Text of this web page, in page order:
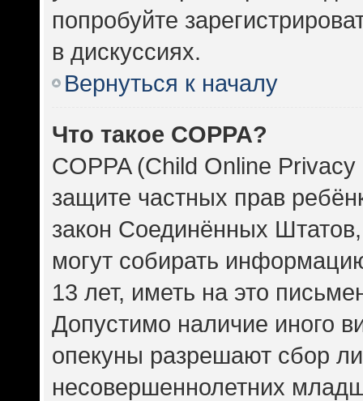
попробуйте
в дискуссиях.
Вернуться к началу
Что такое COPPA?
COPPA (Child Online
защите частных прав
закон Соединённых
могут собирать
13 лет, иметь на это
Допустимо наличие иного
опекуны разрешают сбор
несовершеннолетних